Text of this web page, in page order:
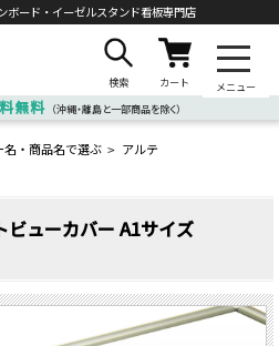
ボード・ イーゼルスタンド看板専門店
検索 カート メニュー
無料 （沖縄・離島と一部商品を除く）
名・商品名で選ぶ > アルテ
ビューカバー A1サイズ